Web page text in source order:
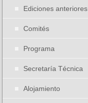
Ediciones anteriores
Comités
Programa
Secretaría Técnica
Alojamiento